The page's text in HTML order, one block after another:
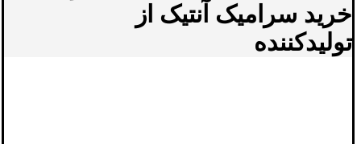
خرید سرامیک آنتیک از
تولیدکننده